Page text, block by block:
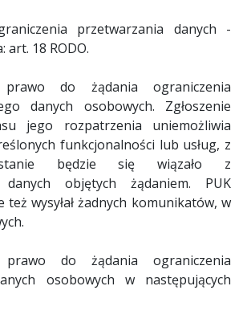
przetwarzania danych -
art. 18 RODO.
do żądania ograniczenia
danych osobowych. Zgłoszenie
jego rozpatrzenia uniemożliwia
funkcjonalności lub usług, z
będzie się wiązało z
danych objętych żądaniem. PUK
też wysyłał żadnych komunikatów, w
do żądania ograniczenia
osobowych w następujących